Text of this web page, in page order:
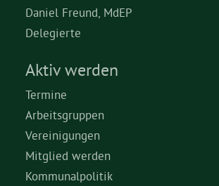
Daniel Freund, MdEP
Delegierte
Aktiv werden
Termine
Arbeitsgruppen
Vereinigungen
Mitglied werden
Kommunalpolitik